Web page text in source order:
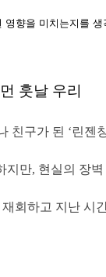
영향을 미치는지를
먼 훗날 우리
친구가 된 ‘린젠
만, 현실의 장
회하고 지난 시